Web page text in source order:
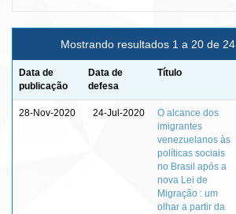
Mostrando resultados 1 a 20 de 24
Data de
publicação
Data de
defesa
Título
28-Nov-2020 24-Jul-2020
O alcance dos
imigrantes
venezuelanos às
políticas sociais
no Brasil após a
nova Lei de
Migração : um
olhar a partir da